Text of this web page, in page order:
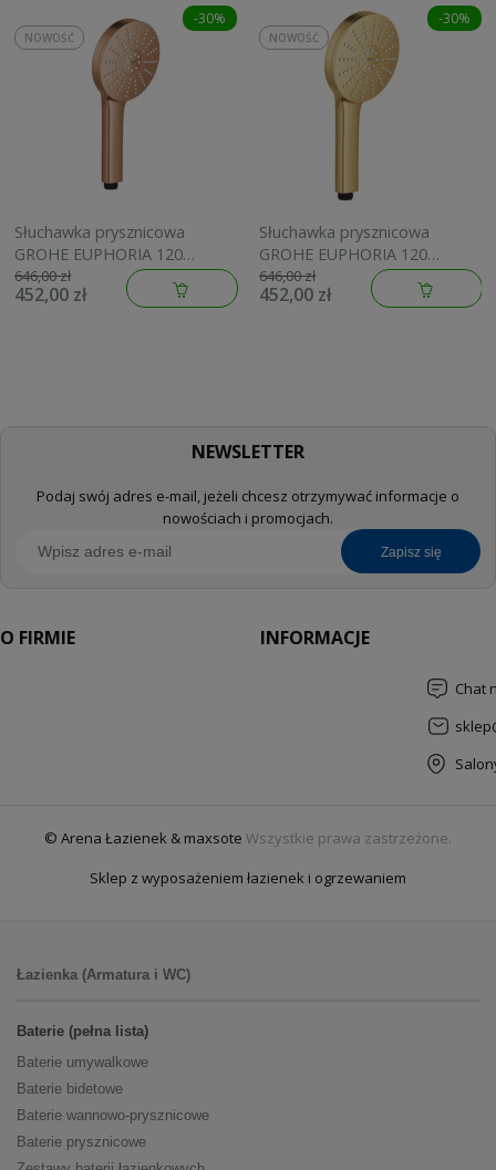
-30%
Słuchawka prysznicowa
GROHE EUPHORIA 120
brushed warm sunset
134883DL00
646,00 zł
452,00 zł
NOWOŚĆ
-30%
Słuchawka prysznicowa
GROHE EUPHORIA 120
brushed cool sunrise
134883GN00
646,00 zł
452,00 zł
NOWOŚĆ
NEWSLETTER
Podaj swój adres e-mail, jeżeli chcesz otrzymywać informacje o
nowościach i promocjach.
zapisz się
O FIRMIE INFORMACJE
Chat
© Arena Łazienek & maxsote Wszystkie prawa zastrzeżone.
Sklep z wyposażeniem łazienek i ogrzewaniem
Łazienka (Armatura i WC)
Baterie (pełna lista)
Baterie umywalkowe
Baterie bidetowe
Baterie wannowo-prysznicowe
Baterie prysznicowe